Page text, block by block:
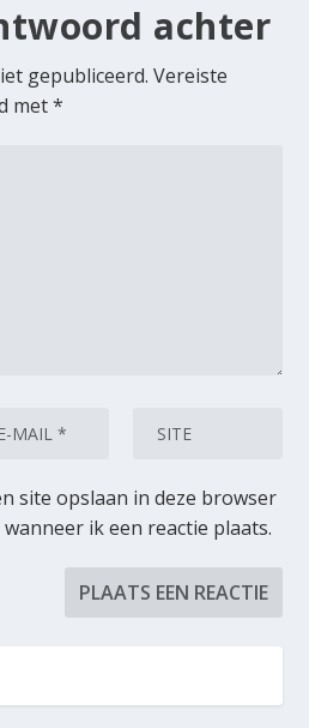
achter
gepubliceerd. Vereiste
met*
site opslaan in deze browser
ik een reactie plaats.